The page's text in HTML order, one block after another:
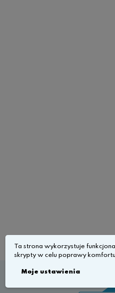
Ta strona wykorzystuje
skrypty w celu poprawy
Moje ustawienia